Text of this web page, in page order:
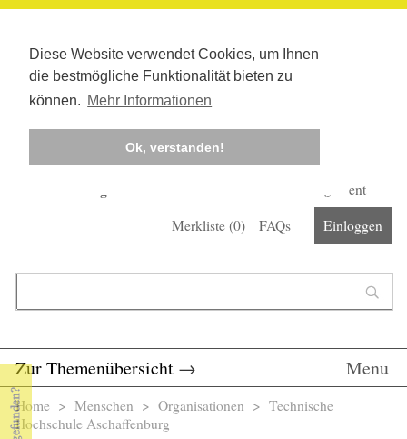
Diese Website verwendet Cookies, um Ihnen
die bestmögliche Funktionalität bieten zu
können. Mehr Informationen
Ok, verstanden!
Kostenlos registrieren
Corona-Management
Merkliste (0) FAQs Einloggen
Zur Themenübersicht → Menu
Sie sind hier
Home > Menschen > Organisationen > Technische
Hochschule Aschaffenburg